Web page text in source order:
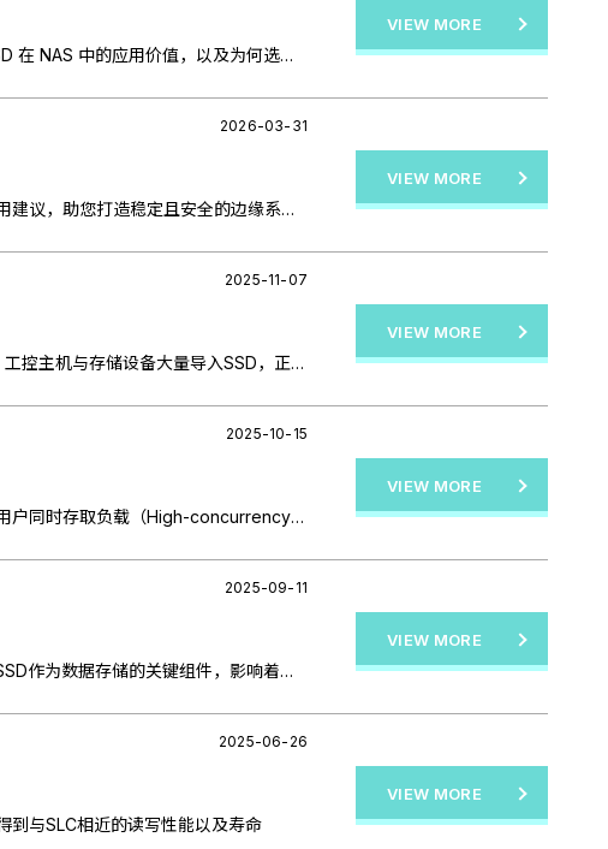
固态硬盘(SSD)因具备低延迟、高吞吐量、快速响应等特性，成为提升NAS整体性能与使用体验的关键组件。本文将深入探讨 SSD 在 NAS 中的应用价值，以及为何选择「企业级 SSD」是提升系统稳定性的关键。
VIEW MORE
2026-03-31
边缘运算对 SSD 的要求极高！本文深入分析环境耐受性、PLP 断电保护与低延迟等 5 大关键需求，并提供 M.2、BGA 等规格选用建议，助您打造稳定且安全的边缘系统。
VIEW MORE
2025-11-07
在数据存储领域，RAID（Redundant Array of Independent Disks）架构被广泛应用于数据保护与性能提升。随着企业服务器、工控主机与存储设备大量导入SSD，正确建立RAID架构、了解各种RAID类型的差异与适用性，成为维持系统稳定与延长SSD寿命的关键。
VIEW MORE
2025-10-15
对服务器与数据中心而言，SSD的选择不能只考虑「速度」，更重要的是长时间运行下的「稳定性」与「可靠性」。特别是在多用户同时存取负载（High-concurrency Workload）或长时间、大量数据持续读写的应用情境中，能否维持一致效能与低延迟，才是评估SSD是否适合服务器应用的关键。
VIEW MORE
2025-09-11
在各类工业自动化设备、智能制造、交通监控与嵌入式系统中，工业计算机（Industrial PC, IPC）扮演着核心运算平台的角色。SSD作为数据存储的关键组件，影响着系统的稳定性、数据安全与整体寿命。
VIEW MORE
2025-06-26
到与SLC相近的读写性能以及寿命
VIEW MORE